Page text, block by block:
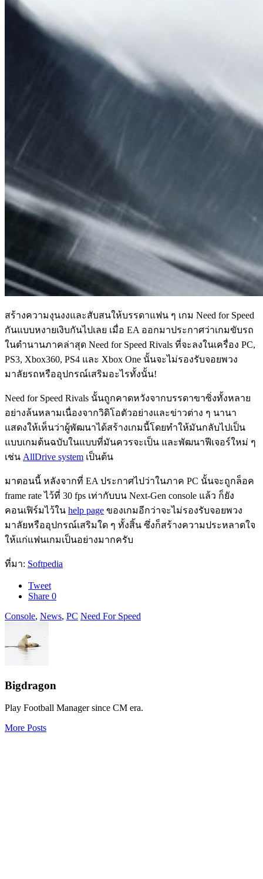
สร้างความงุนงงและสับสนให้บรรดาแฟน ๆ เกม Need for Speed
กันแบบหงายเงิบกันไปเลย เมื่อ EA ออกมาประกาศว่าเกมขับรถ
ในตำนานภาคล่าสุด Need for Speed Rivals ที่จะลงในเครื่อง PC,
PS3, Xbox360, PS4 และ Xbox One นั้นจะไม่รองรับจอยพวง
มาลัยรถหรืออุปกรณ์เสริมอะไรทั้งนั้น!
Need for Speed Rivals นั้นถูกคาดหวังจากบรรดาขาซิ่งทั้งหลาย
อย่างล้นหลามเนื่องจากวิดิโอตัวอย่างและข่าวต่าง ๆ นานา
แสดงให้เห็นว่าผู้พัฒนาได้สร้างเกมนี้โดยทำให้มันกลับไปเป็น
แบบเกมต้นฉบับในแบบที่มันควรจะเป็น และพัฒนาฟีเจอร์ใหม่ ๆ
เช่น AllDrive system เป็นต้น
มาตอนนี้ หลังจากที่ EA ประกาศไปว่าในภาค PC นั้นจะถูกล็อค
frame rate ไว้ที่ 30 fps เท่ากับบน Next-Gen console แล้ว ก็ยัง
คอนเฟิร์มไว้ใน help page ของเกมอีกว่าจะไม่รองรับจอยพวง
มาลัยหรืออุปกรณ์เสริมใด ๆ ทั้งสิ้น ซึ่งก็สร้างความประหลาดใจ
ให้แก่แฟนเกมเป็นอย่างมากครับ
ที่มา: Softpedia
Tweet
Share 0
Console, News, PC Need For Speed
Bigdragon
Play Football Manager since CM era.
More Posts